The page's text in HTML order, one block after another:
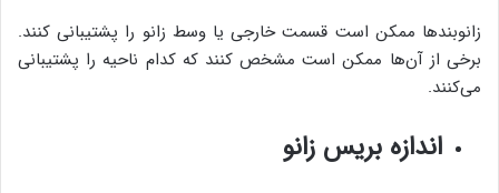
زانوبندها ممکن است قسمت خارجی یا وسط زانو را پشتیبانی کنند.
برخی از آن‌ها ممکن است مشخص کنند که کدام ناحیه را پشتیبانی
می‌کنند.
اندازه بریس زانو